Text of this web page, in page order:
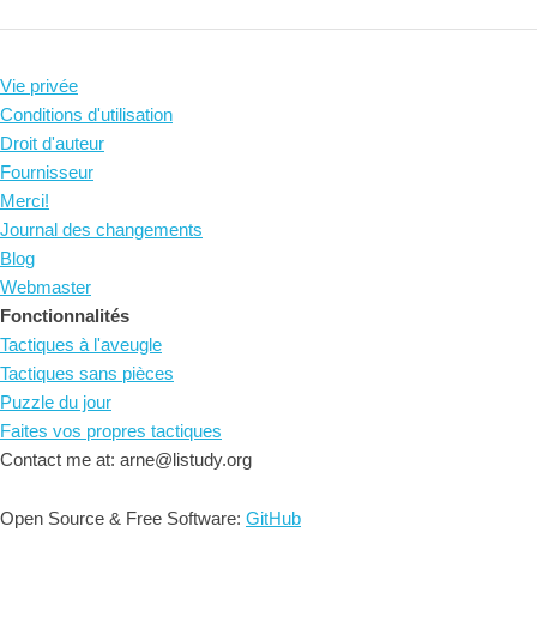
Vie privée
Conditions d'utilisation
Droit d'auteur
Fournisseur
Merci!
Journal des changements
Blog
Webmaster
Fonctionnalités
Tactiques à l'aveugle
Tactiques sans pièces
Puzzle du jour
Faites vos propres tactiques
Contact me at: arne@listudy.org
Open Source & Free Software: GitHub